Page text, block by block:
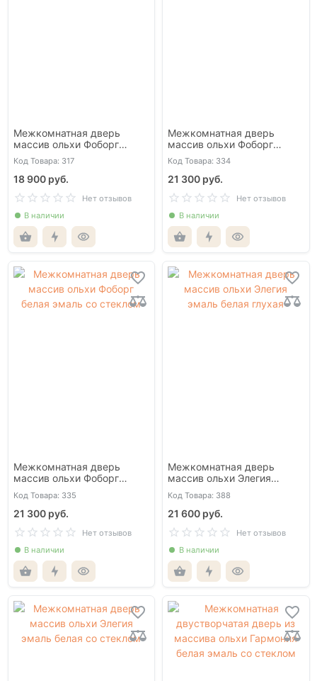
Межкомнатная дверь
массив ольхи Фоборг
античный орех со стеклом
Код Товара: 317
18 900 руб.
Нет отзывов
В наличии
Межкомнатная дверь
массив ольхи Фоборг
белая эмаль глухая
Код Товара: 334
21 300 руб.
Нет отзывов
В наличии
Межкомнатная дверь
массив ольхи Фоборг
белая эмаль со стеклом
Код Товара: 335
21 300 руб.
Нет отзывов
В наличии
Межкомнатная дверь
массив ольхи Элегия
эмаль белая глухая
Код Товара: 388
21 600 руб.
Нет отзывов
В наличии